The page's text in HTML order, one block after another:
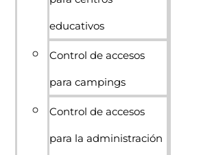
educativos
Control de accesos
para campings
Control de accesos
para la administración